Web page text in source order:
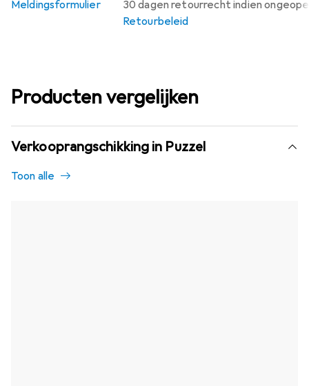
30 dagen retourrecht indien
Retourbeleid
Meldingsformulier
Producten vergelijken
Verkooprangschikking in Puzzel
Toon alle